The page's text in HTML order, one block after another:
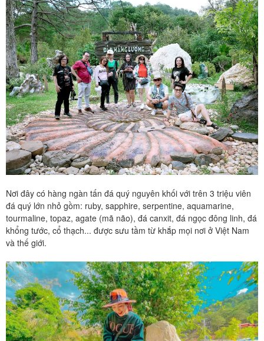
Nơi đây có hàng ngàn tấn đá quý nguyên khối với trên 3 triệu viên
đá quý lớn nhỏ gồm: ruby, sapphire, serpentine, aquamarine,
tourmaline, topaz, agate (mã não), đá canxit, đá ngọc đông linh, đá
khổng tước, cổ thạch... được sưu tầm từ khắp mọi nơi ở Việt Nam
và thế giới.